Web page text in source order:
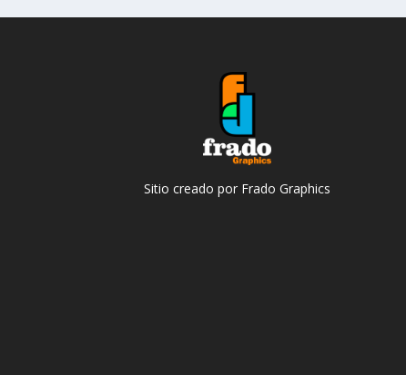
Sitio creado por Frado Graphics